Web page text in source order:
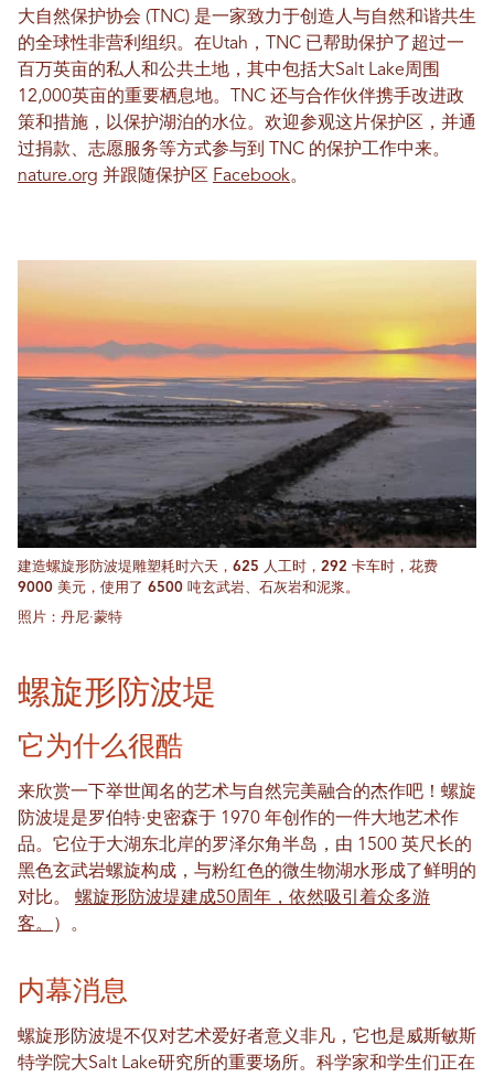
大自然保护协会 (TNC) 是一家致力于创造人与自然和谐共生
的全球性非营利组织。在Utah，TNC 已帮助保护了超过一
百万英亩的私人和公共土地，其中包括大Salt Lake周围
12,000英亩的重要栖息地。TNC 还与合作伙伴携手改进政
策和措施，以保护湖泊的水位。欢迎参观这片保护区，并通
过捐款、志愿服务等方式参与到 TNC 的保护工作中来。
nature.org 并跟随保护区 Facebook。
建造螺旋形防波堤雕塑耗时六天，625 人工时，292 卡车时，花费
9000 美元，使用了 6500 吨玄武岩、石灰岩和泥浆。
照片：丹尼·蒙特
螺旋形防波堤
它为什么很酷
来欣赏一下举世闻名的艺术与自然完美融合的杰作吧！螺旋
防波堤是罗伯特·史密森于 1970 年创作的一件大地艺术作
品。它位于大湖东北岸的罗泽尔角半岛，由 1500 英尺长的
黑色玄武岩螺旋构成，与粉红色的微生物湖水形成了鲜明的
对比。 螺旋形防波堤建成50周年，依然吸引着众多游
客。
）。
内幕消息
螺旋形防波堤不仅对艺术爱好者意义非凡，它也是威斯敏斯
特学院大Salt Lake研究所的重要场所。科学家和学生们正在